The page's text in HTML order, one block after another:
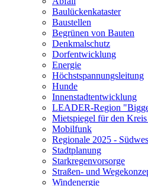
Baulückenkataster
Baustellen
Begrünen von Bauten
Denkmalschutz
Dorfentwicklung
Energie
Höchstspannungsleitung
Hunde
Innenstadtentwicklung
LEADER-Region
Mietspiegel für den
Mobilfunk
Regionale 2025 -
Stadtplanung
Starkregenvorsorge
Straßen- und
Windenergie